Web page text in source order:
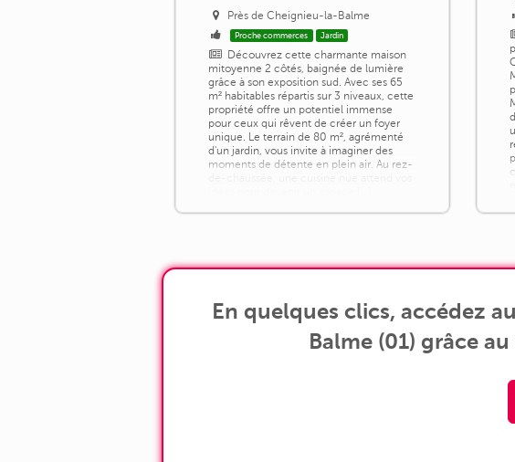
Près de Cheignieu-la-Balme
Proche commerces Jardin
Découvrez cette charmante maison
mitoyenne 2 côtés, baignée de lumière
grâce à son exposition sud. Avec ses 65
m² habitables répartis sur 3 niveaux, cette
propriété offre un potentiel immense
pour ceux qui rêvent de créer un foyer
unique. Le terrain de 80 m², agrémenté
d'un jardin, vous invite à imaginer des
moments de détente en plein air. Au rez-
En quelques clics, accédez
Balme (01) grâce